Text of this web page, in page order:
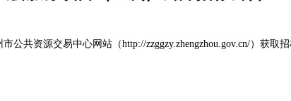
公共资源交易中心网站（http://zzggzy.zhengzhou.gov.cn/）获取